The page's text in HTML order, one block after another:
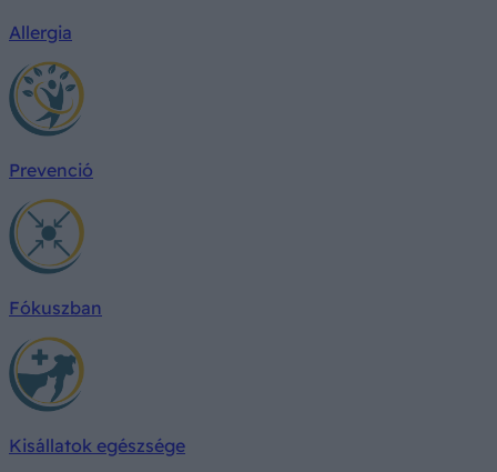
Allergia
Prevenció
Fókuszban
Kisállatok egészsége